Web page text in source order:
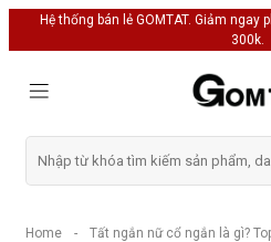
Hệ thống bán lẻ GOMTAT. Giảm
300k.
Home - Tất ngắn nữ cổ ngắn là gì?